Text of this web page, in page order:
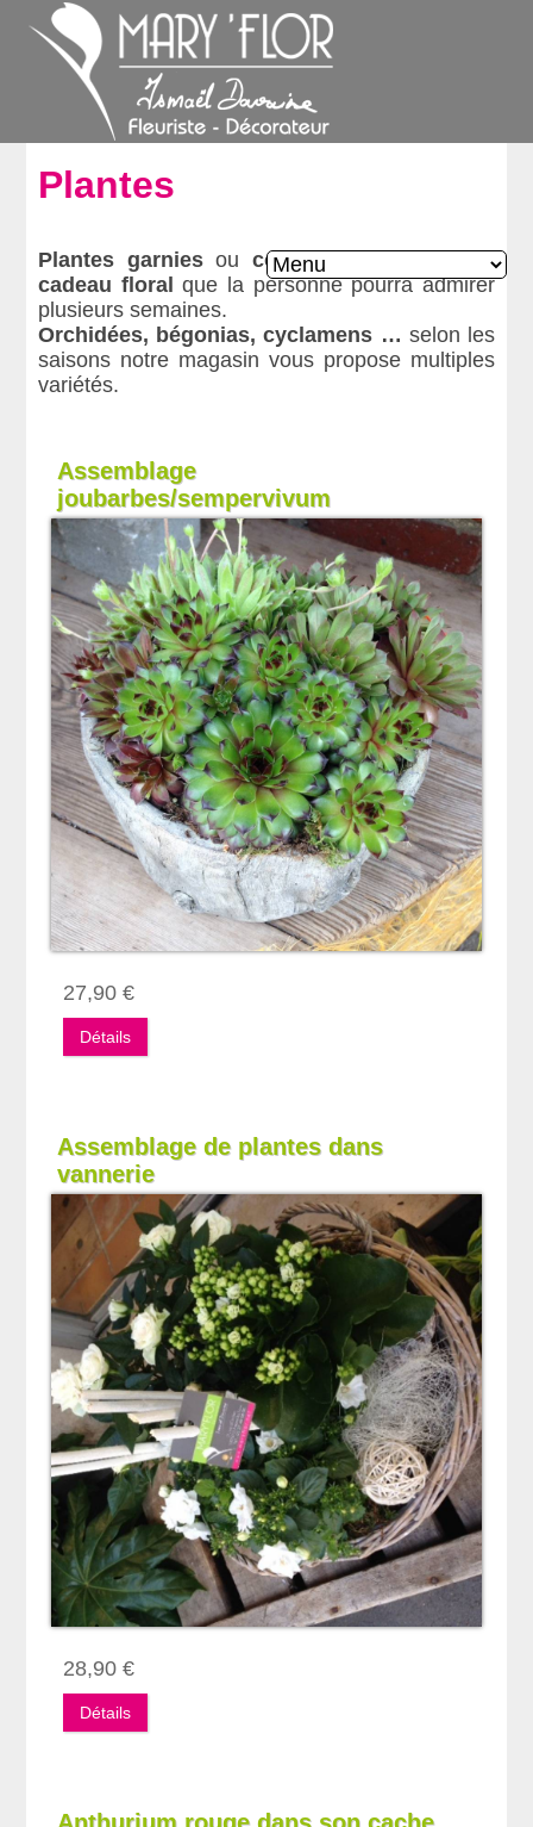
Plantes
Plantes garniesou coupes de plantes
, un
cadeau floral que la personne pourra admirer
plusieurs semaines.
Orchidées, bégonias, cyclamens … selon les
saisons notre magasin vous propose multiples
variétés.
Assemblage
joubarbes/sempervivum
27,90 €
Détails
Assemblage de plantes dans
vannerie
28,90 €
Détails